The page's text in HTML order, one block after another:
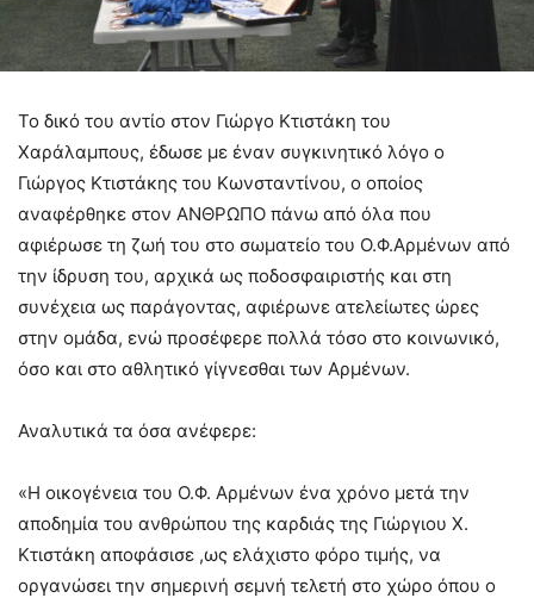
Το δικό του αντίο στον Γιώργο Κτιστάκη του
Χαράλαμπους, έδωσε με έναν συγκινητικό λόγο ο
Γιώργος Κτιστάκης του Κωνσταντίνου, ο οποίος
αναφέρθηκε στον ΑΝΘΡΩΠΟ πάνω από όλα που
αφιέρωσε τη ζωή του στο σωματείο του Ο.Φ.Αρμένων από
την ίδρυση του, αρχικά ως ποδοσφαιριστής και στη
συνέχεια ως παράγοντας, αφιέρωνε ατελείωτες ώρες
στην ομάδα, ενώ προσέφερε πολλά τόσο στο κοινωνικό,
όσο και στο αθλητικό γίγνεσθαι των Αρμένων.
Αναλυτικά τα όσα ανέφερε:
«Η οικογένεια του Ο.Φ. Αρμένων ένα χρόνο μετά την
αποδημία του ανθρώπου της καρδιάς της Γιώργιου Χ.
Κτιστάκη αποφάσισε ,ως ελάχιστο φόρο τιμής, να
οργανώσει την σημερινή σεμνή τελετή στο χώρο όπου ο